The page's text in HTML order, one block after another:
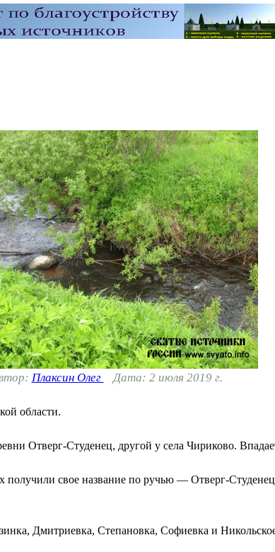
Плаксин Олег Дата: 2 июля 2019 г.
области.
Отверг-Студенец, другой у села Чириково.
получили свое название по ручью — Отверг-
Дмитриевка, Степановка, Софиевка и